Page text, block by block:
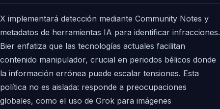
X implementará detección mediante Community Notes y
metadatos de herramientas IA para identificar infracciones.
Bier enfatiza que las tecnologías actuales facilitan
contenido manipulador, crucial en periodos bélicos donde
la información errónea puede escalar tensiones. Esta
política no es aislada: responde a preocupaciones
globales, como el uso de Grok para imágenes